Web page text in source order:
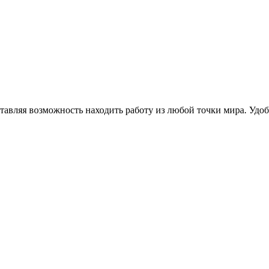
возможность находить работу из любой точки мира.